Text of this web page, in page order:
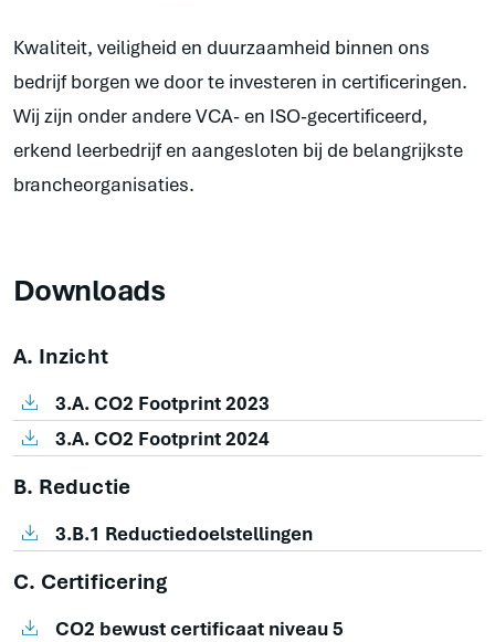
Kwaliteit, veiligheid en duurzaamheid binnen ons
bedrijf borgen we door te investeren in certificeringen.
Wij zijn onder andere VCA- en ISO-gecertificeerd,
erkend leerbedrijf en aangesloten bij de belangrijkste
brancheorganisaties.
Downloads
A. Inzicht
3.A. CO2 Footprint 2023
3.A. CO2 Footprint 2024
B. Reductie
3.B.1 Reductiedoelstellingen
C. Certificering
CO2 bewust certificaat niveau 5